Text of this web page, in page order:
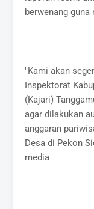
berwenang
"Kami akan
Inspektorat
(Kajari)
agar dilakukan
anggaran
Desa di Pekon
media